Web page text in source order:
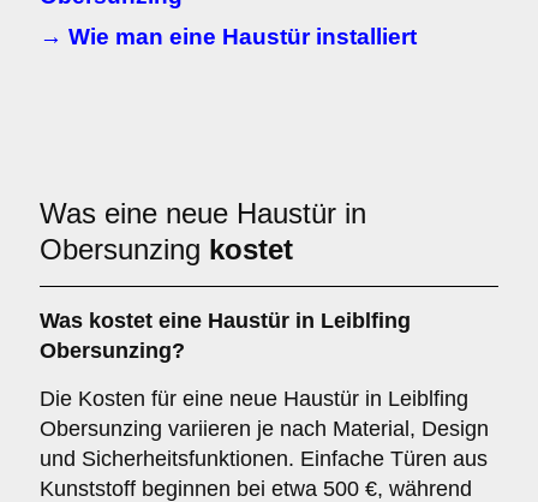
→ Wie man eine Haustür installiert
Was eine neue Haustür in
Obersunzing kostet
Was kostet eine Haustür in Leiblfing
Obersunzing?
Die Kosten für eine neue Haustür in Leiblfing
Obersunzing variieren je nach Material, Design
und Sicherheitsfunktionen. Einfache Türen aus
Kunststoff beginnen bei etwa 500 €, während